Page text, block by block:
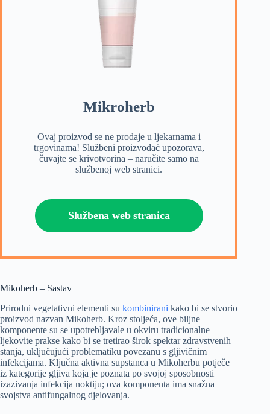
Mikroherb
Ovaj proizvod se ne prodaje u ljekarnama i
trgovinama! Službeni proizvođač upozorava,
čuvajte se krivotvorina – naručite samo na
službenoj web stranici.
Službena web stranica
Mikoherb – Sastav
Prirodni vegetativni elementi su kombinirani kako bi se stvorio
proizvod nazvan Mikoherb. Kroz stoljeća, ove biljne
komponente su se upotrebljavale u okviru tradicionalne
ljekovite prakse kako bi se tretirao širok spektar zdravstvenih
stanja, uključujući problematiku povezanu s gljivičnim
infekcijama. Ključna aktivna supstanca u Mikoherbu potječe
iz kategorije gljiva koja je poznata po svojoj sposobnosti
izazivanja infekcija noktiju; ova komponenta ima snažna
svojstva antifungalnog djelovanja.